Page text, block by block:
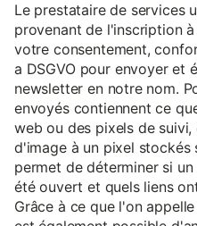
Le prestataire de services
provenant de l'inscription
votre consentement,
a DSGVO pour envoyer et
newsletter en notre nom.
envoyés contiennent ce
web ou des pixels de
d'image à un pixel stockés
permet de déterminer si
été ouvert et quels liens
Grâce à ce que l'on